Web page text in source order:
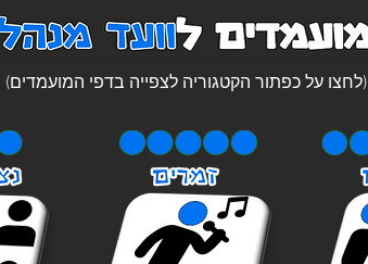
(לחצו על כפתור הקטגוריה לצפייה בדפי המועמדים)